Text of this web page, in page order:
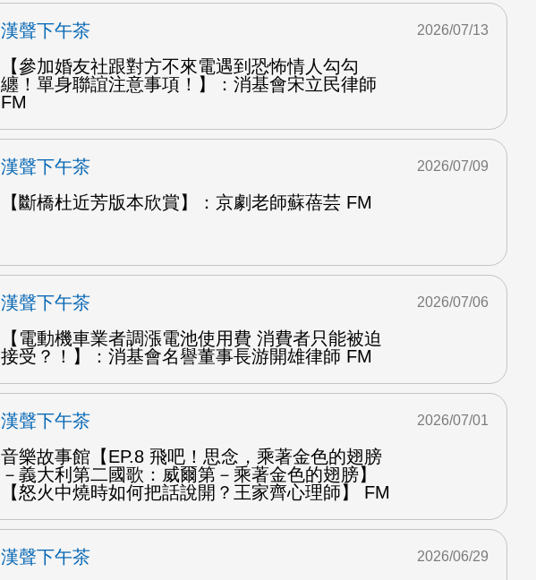
漢聲下午茶
【參加婚友社跟對方不來電遇到恐怖情人勾勾
纏！單身聯誼注意事項！】：消基會宋立民律師
FM
2026/07/13
漢聲下午茶
【斷橋杜近芳版本欣賞】：京劇老師蘇蓓芸 FM
2026/07/09
漢聲下午茶
【電動機車業者調漲電池使用費 消費者只能被迫
接受？！】：消基會名譽董事長游開雄律師 FM
2026/07/06
漢聲下午茶
音樂故事館【EP.8 飛吧！思念，乘著金色的翅膀
－義大利第二國歌：威爾第－乘著金色的翅膀】
【怒火中燒時如何把話說開？王家齊心理師】 FM
2026/07/01
漢聲下午茶
2026/06/29